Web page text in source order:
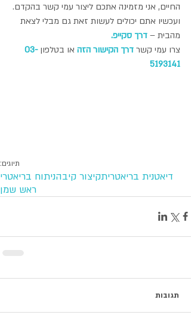
החיים, אני מזמינה אתכם ליצור עמי קשר בהקדם.
ועכשיו אתם יכולים לעשות זאת גם מבלי לצאת
מהבית – דרך סקייפ.
צרו עמי קשר דרך הקישור הזה או בטלפון 03-
5193141
תיוגים:
דיאטנית בריאטריתקיצור קיבהניתוח בריאטרי
ראש שמן
תגובות